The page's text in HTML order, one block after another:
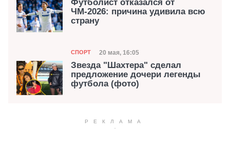
Футболист отказался от
ЧМ-2026: причина удивила всю
страну
Категория
СПОРТ Дата публикации
20 мая, 16:05
Звезда "Шахтера" сделал
предложение дочери легенды
футбола (фото)